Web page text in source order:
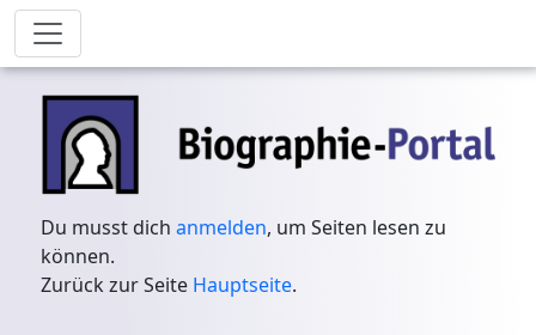
Du musst dichanmelden, um Seiten lesen zu
können.
Zurück zur Seite Hauptseite.